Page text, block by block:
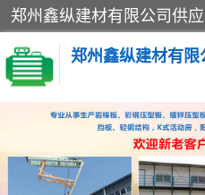
郑州鑫纵建材有限
高空瓦机租赁